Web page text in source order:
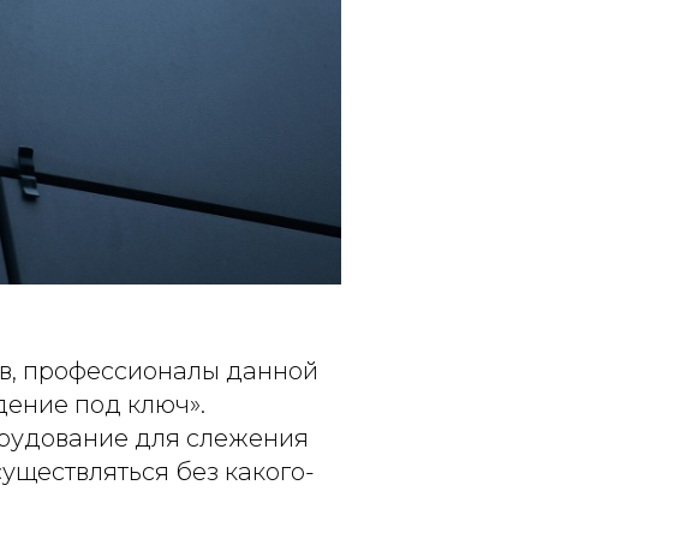
профессионалы данной
под ключ».
для слежения
без какого-